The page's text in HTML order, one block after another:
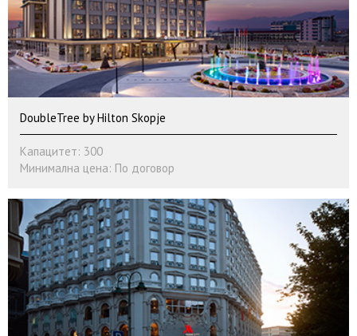
DoubleTree by Hilton Skopje
Капацитет: 300
Минимална цена: По договор